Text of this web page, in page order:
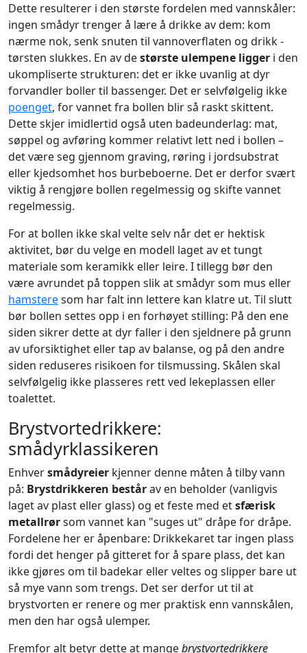
Dette resulterer i den største fordelen med vannskåler:
ingen smådyr trenger å lære å drikke av dem: kom
nærme nok, senk snuten til vannoverflaten og drikk -
tørsten slukkes. En av destørste ulempene ligger i den
ukompliserte strukturen: det er ikke uvanlig at dyr
forvandler boller til bassenger. Det er selvfølgelig ikke
poenget, for vannet fra bollen blir så raskt skittent.
Dette skjer imidlertid også uten badeunderlag: mat,
søppel og avføring kommer relativt lett ned i bollen –
det være seg gjennom graving, røring i jordsubstrat
eller kjedsomhet hos burbeboerne. Det er derfor svært
viktig å rengjøre bollen regelmessig og skifte vannet
regelmessig.
For at bollen ikke skal velte selv når det er hektisk
aktivitet, bør du velge en modell laget av et tungt
materiale som keramikk eller leire. I tillegg bør den
være avrundet på toppen slik at smådyr som mus eller
hamsteresom har falt inn lettere kan klatre ut. Til slutt
bør bollen settes opp i en forhøyet stilling: På den ene
siden sikrer dette at dyr faller i den sjeldnere på grunn
av uforsiktighet eller tap av balanse, og på den andre
siden reduseres risikoen for tilsmussing. Skålen skal
selvfølgelig ikke plasseres rett ved lekeplassen eller
toalettet.
Brystvortedrikkere:
smådyrklassikeren
Enhversmådyreier kjenner denne måten å tilby vann
på: Brystdrikkeren bestårav en beholder (vanligvis
laget av plast eller glass) og et feste med etsfærisk
metallrørsom vannet kan "suges ut" dråpe for dråpe.
Fordelene her er åpenbare: Drikkekaret tar ingen plass
fordi det henger på gitteret for å spare plass, det kan
ikke gjøres om til badekar eller veltes og slipper bare ut
så mye vann som trengs. Det ser derfor ut til at
brystvorten er renere og mer praktisk enn vannskålen,
men den har også ulemper.
Fremfor alt betyr dette at mangebrystvortedrikkere